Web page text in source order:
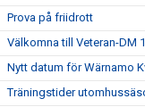
Prova på friidrott
Välkomna till Veteran-DM
Nytt datum för Wärnamo
Träningstider